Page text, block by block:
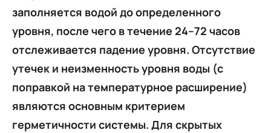
заполняется водой до определенного
уровня, после чего в течение 24–72 часов
отслеживается падение уровня. Отсутствие
утечек и неизменность уровня воды (с
поправкой на температурное расширение)
являются основным критерием
герметичности системы. Для скрытых